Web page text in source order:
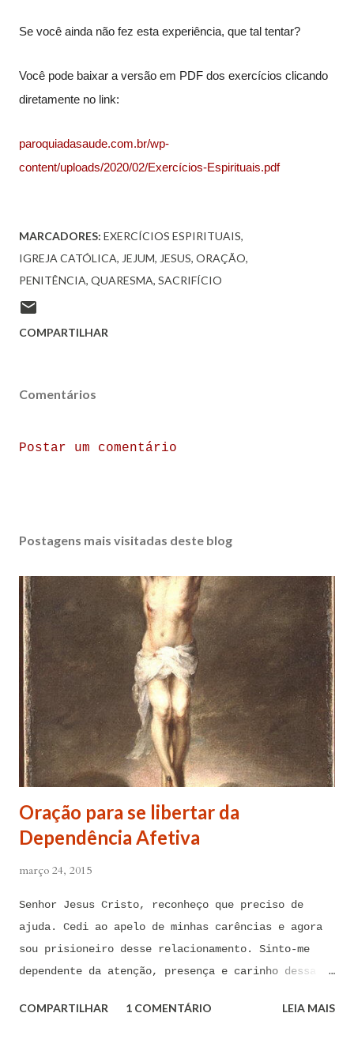
Se você ainda não fez esta experiência, que tal tentar?
Você pode baixar a versão em PDF dos exercícios clicando
diretamente no link:
paroquiadasaude.com.br/wp-
content/uploads/2020/02/Exercícios-Espirituais.pdf
MARCADORES: EXERCÍCIOS ESPIRITUAIS
IGREJA CATÓLICA JEJUM JESUS ORAÇÃO
PENITÊNCIA QUARESMA SACRIFÍCIO
COMPARTILHAR
Comentários
Postar um comentário
Postagens mais visitadas deste blog
Oração para se libertar da
Dependência Afetiva
março 24, 2015
Senhor Jesus Cristo, reconheço que preciso de
ajuda. Cedi ao apelo de minhas carências e agora
sou prisioneiro desse relacionamento. Sinto-me
dependente da atenção, presença e carinho dessa
para me libertar da influência dessas tentações. A
COMPARTILHAR 1 COMENTÁRIO LEIA MAIS